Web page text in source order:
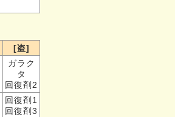
[盗]
ガラク
タ
回復剤2
回復剤1
回復剤3